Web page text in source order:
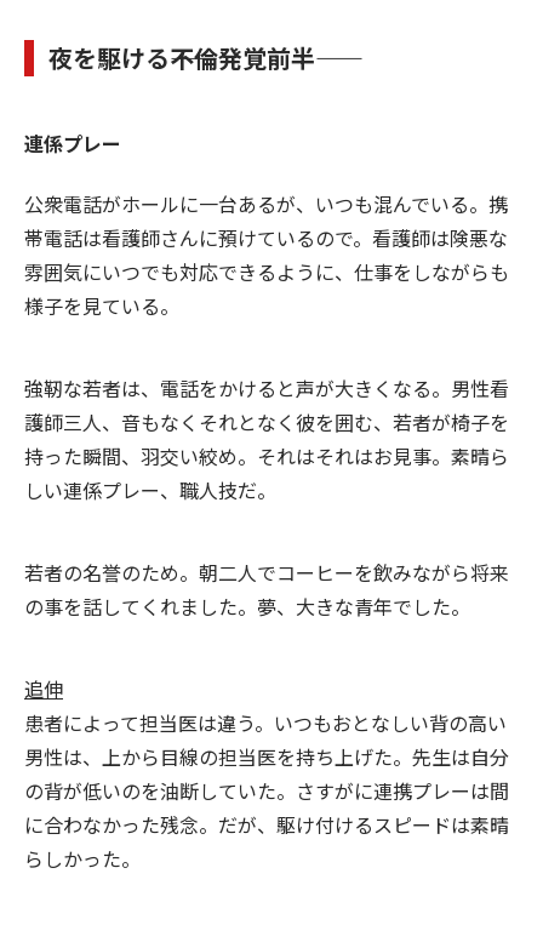
夜を駆ける――不倫発覚前半――
連係プレー
公衆電話がホールに一台あるが、いつも混んでいる。携
帯電話は看護師さんに預けているので。看護師は険悪な
雰囲気にいつでも対応できるように、仕事をしながらも
様子を見ている。
強靭な若者は、電話をかけると声が大きくなる。男性看
護師三人、音もなくそれとなく彼を囲む、若者が椅子を
持った瞬間、羽交い絞め。それはそれはお見事。素晴ら
しい連係プレー、職人技だ。
若者の名誉のため。朝二人でコーヒーを飲みながら将来
の事を話してくれました。夢、大きな青年でした。
追伸
患者によって担当医は違う。いつもおとなしい背の高い
男性は、上から目線の担当医を持ち上げた。先生は自分
の背が低いのを油断していた。さすがに連携プレーは間
に合わなかった残念。だが、駆け付けるスピードは素晴
らしかった。